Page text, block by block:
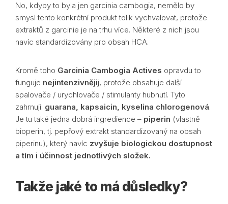
No, kdyby to byla jen garcinia cambogia, nemělo by
smysl tento konkrétní produkt tolik vychvalovat, protože
extraktů z garcinie je na trhu více. Některé z nich jsou
navíc standardizovány pro obsah HCA.
Kromě toho Garcinia Cambogia Actives opravdu to
funguje nejintenzivnějij, protože obsahuje další
spalovače / urychlovače / stimulanty hubnutí. Tyto
zahrnují: guarana, kapsaicin, kyselina chlorogenová.
Je tu také jedna dobrá ingredience – piperin (vlastně
bioperin, tj. pepřový extrakt standardizovaný na obsah
piperinu), který navíc zvyšuje biologickou dostupnost
a tím i účinnost jednotlivých složek.
Takže jaké to má důsledky?